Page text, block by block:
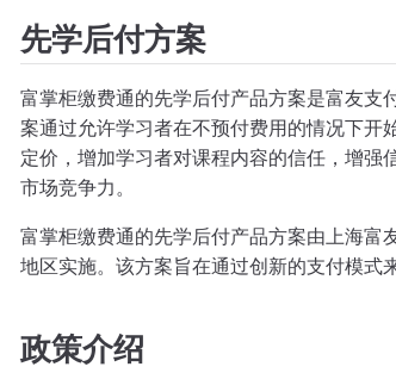
先学后付方案
富掌柜缴费通的先学后付产品方案是富友支
案通过允许学习者在不预付费用的情况下开
定价，增加学习者对课程内容的信任，增强
市场竞争力。
富掌柜缴费通的先学后付产品方案由上海富
地区实施。该方案旨在通过创新的支付模式
政策介绍